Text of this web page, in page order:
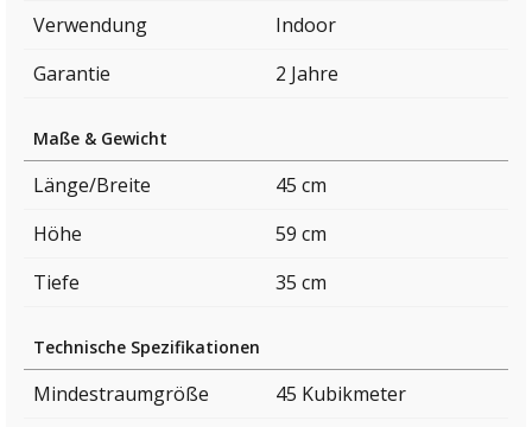
Verwendung
Indoor
Garantie
2 Jahre
Maße & Gewicht
Länge/Breite
45 cm
Höhe
59 cm
Tiefe
35 cm
Technische Spezifikationen
Mindestraumgröße
45 Kubikmeter